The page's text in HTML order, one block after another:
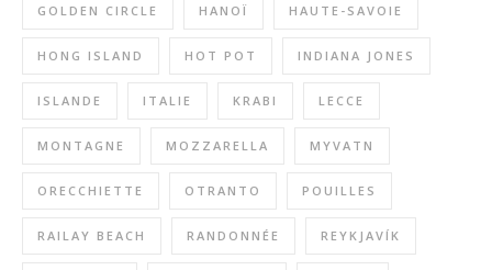
GOLDEN CIRCLE HANOÏ HAUTE-SAVOIE
HONG ISLAND HOT POT INDIANA JONES
ISLANDE ITALIE KRABI LECCE
MONTAGNE MOZZARELLA MYVATN
ORECCHIETTE OTRANTO POUILLES
RAILAY BEACH RANDONNÉE REYKJAVÍK